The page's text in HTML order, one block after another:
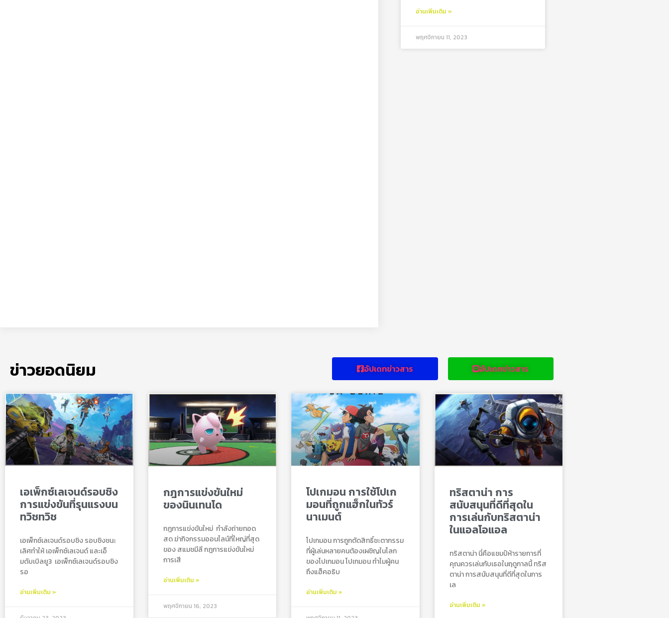
อ่านเพิ่มเติม »
พฤศจิกายน 11, 2023
ข่าวยอดนิยม อัปเดทข่าวสาร อัปเดทข่าวสาร
เอเพ็กซ์เลเจนด์รอบชิง
การแข่งขันที่รุนแรงบน
ทวิชทวิช
เอเพ็กซ์เลเจนด์รอบชิง รอบชิงชนะ
เลิศทำให้ เอเพ็กซ์เลเจนด์ และเอ็
มดับเบิลยู3 เอเพ็กซ์เลเจนด์รอบชิง
รอ
อ่านเพิ่มเติม »
กฎการแข่งขันใหม่
ของนินเทนโด
กฎการแข่งขันใหม่ กําลังถ่ายทอด
สด ฆ่ากิจกรรมออนไลน์ที่ใหญ่ที่สุด
ของ สแมชมีลี กฎการแข่งขันใหม่
การเสี
อ่านเพิ่มเติม »
พฤศจิกายน 16, 2023
โปเกมอน การใช้โปเก
มอนที่ถูกแฮ็กในทัวร์
นาเมนต์
โปเกมอน การถูกตัดสิทธิ์ชะตากรรม
ที่ผู้เล่นหลายคนต้องเผชิญในโลก
ของโปเกมอน โปเกมอน ทำไมผู้คน
ถึงแฮ็คอธิบ
อ่านเพิ่มเติม »
ทริสตาน่า การ
สนับสนุนที่ดีที่สุดใน
การเล่นกับทริสตาน่า
ในแอลโอแอล
ทริสตาน่า นี่คือแชมป์ห้ารายการที่
คุณควรเล่นกับเธอในฤดูกาลนี้ ทริส
ตาน่า การสนับสนุนที่ดีที่สุดในการ
เล
อ่านเพิ่มเติม »